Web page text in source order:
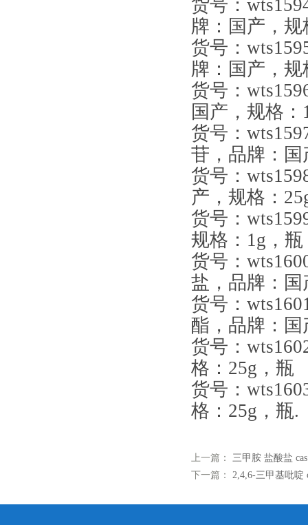
货号：
牌：国产，规
货号：
牌：国产，规
货号：
国产，规格：
货号：
苷，品牌：国
货号：
产，规格：
货号：
规格：1g，瓶
货号：
盐，品牌：
货号：
酯，品牌：
货号：
格：25g，瓶
货号：
格：25g，瓶.
上一篇： 三甲胺 盐酸盐
下一篇： 2,4,6-三甲基吡啶